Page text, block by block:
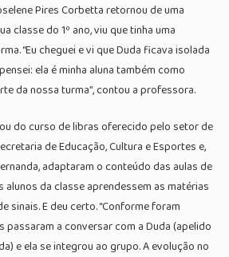
Pires Corbetta retornou de uma
classe do 1º ano, viu que tinha uma
“Eu cheguei e vi que Duda ficava isolada
ela é minha aluna também como
da nossa turma”, contou a professora.
do curso de libras oferecido pelo setor de
de Educação, Cultura e Esportes e,
adaptaram o conteúdo das aulas de
da classe aprendessem as matérias
sinais. E deu certo. “Conforme foram
passaram a conversar com a Duda (apelido
e ela se integrou ao grupo. A evolução no